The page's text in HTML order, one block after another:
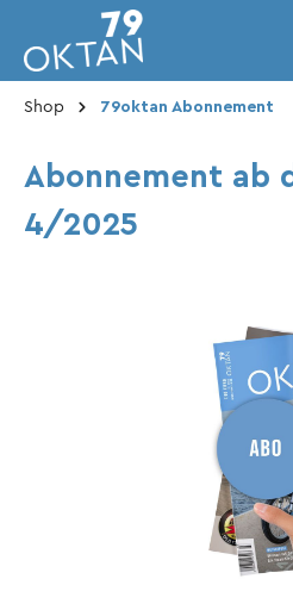
Shop 79oktan Abonnement
Abonnement ab
4/2025